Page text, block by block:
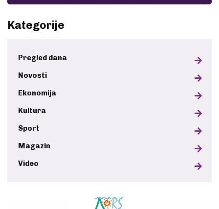
Kategorije
Pregled dana
Novosti
Ekonomija
Kultura
Sport
Magazin
Video